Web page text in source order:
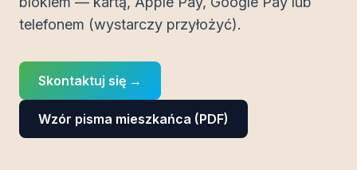
telefonem (wystarczy przyłożyć).
Skontaktuj się →
Wzór pisma mieszkańca (PDF)